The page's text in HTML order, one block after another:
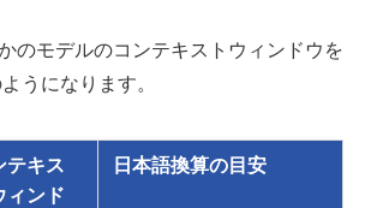
のモデルのコンテキストウィンドウを
うになります。
テキス
ィンド
日本語換算の目安